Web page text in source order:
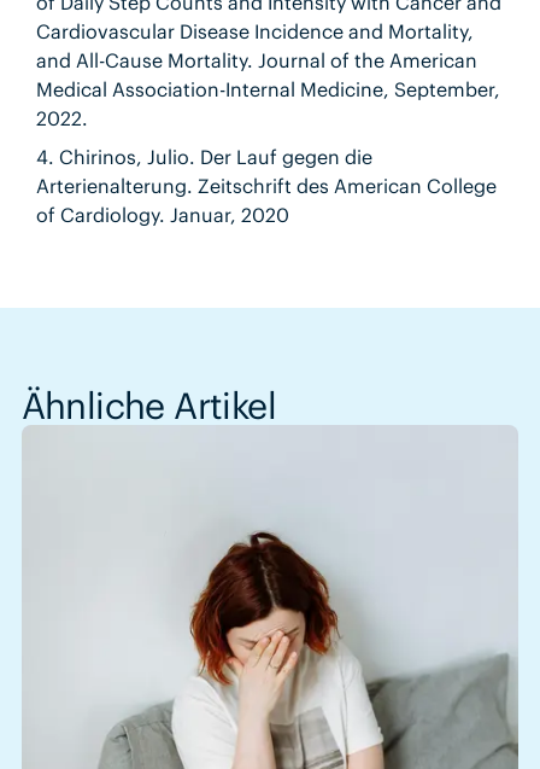
Cardiovascular Disease Incidence and Mortality,
and All-Cause Mortality. Journal of the American
Medical Association-Internal Medicine, September,
2022.
4. Chirinos, Julio. Der Lauf gegen die
Arterienalterung. Zeitschrift des American College
of Cardiology. Januar, 2020
Ähnliche Artikel